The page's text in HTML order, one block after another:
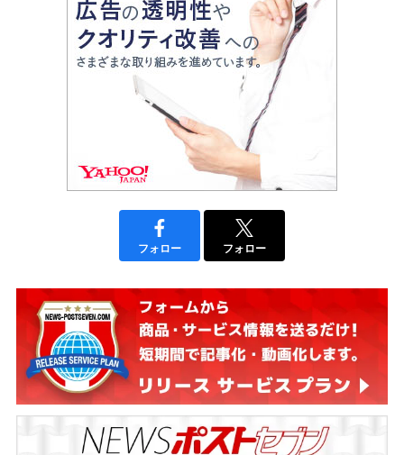
フォロー フォロー